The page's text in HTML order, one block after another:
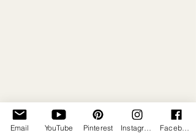
Email YouTube Pinterest